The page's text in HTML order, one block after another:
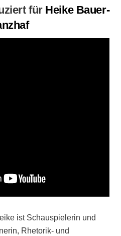
für Heike Bauer-
ist Schauspielerin und
Rhetorik- und